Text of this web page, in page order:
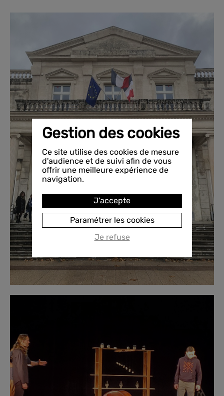
Gestion des cookies
Ce site utilise des cookies de mesure
d'audience et de suivi afin de vous
offrir une meilleure expérience de
navigation.
J'accepte
Paramétrer les cookies
Je refuse